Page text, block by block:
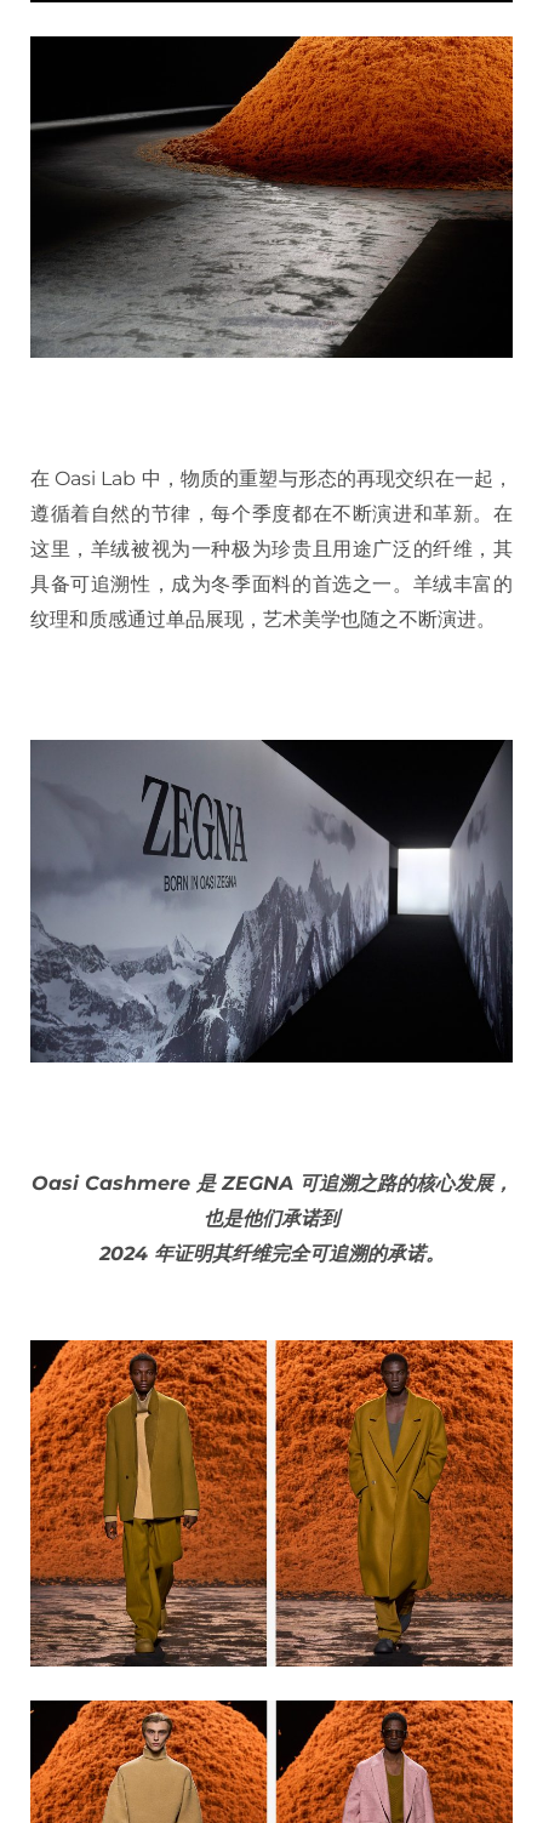
在 Oasi Lab 中，物质的重塑与形态的再现交织在一起，
遵循着自然的节律，每个季度都在不断演进和革新。在
这里，羊绒被视为一种极为珍贵且用途广泛的纤维，其
具备可追溯性，成为冬季面料的首选之一。羊绒丰富的
纹理和质感通过单品展现，艺术美学也随之不断演进。
Oasi Cashmere 是 ZEGNA 可追溯之路的核心发展，
也是他们承诺到
2024 年证明其纤维完全可追溯的承诺。